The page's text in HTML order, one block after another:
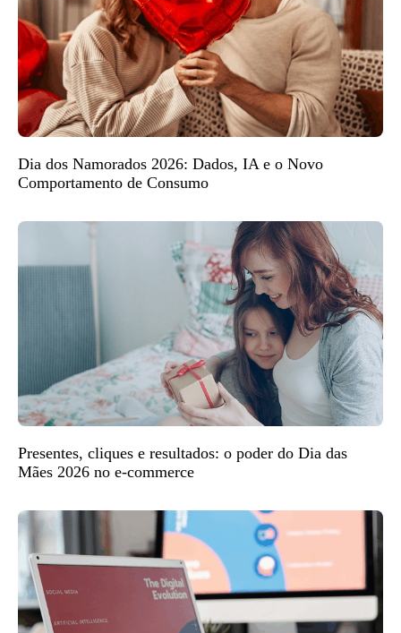
Dia dos Namorados 2026: Dados, IA e o Novo
Comportamento de Consumo
Presentes, cliques e resultados: o poder do Dia das
Mães 2026 no e-commerce